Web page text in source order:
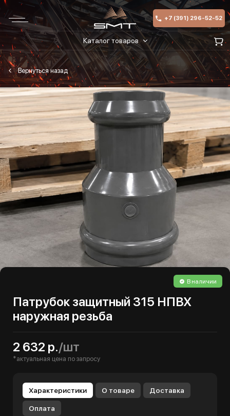
+7 (391) 296-52-52
Каталог товаров
В наличии
Патрубок защитный 315 НПВХ
наружная резьба
2 632 р./шт
*актуальная цена по запросу
Характеристики О товаре Доставка
Оплата